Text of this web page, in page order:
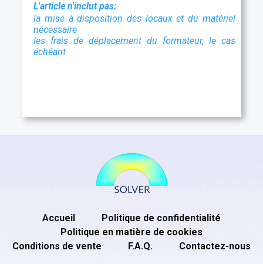
L'article n'inclut pas:
la mise à disposition des locaux et du matériel
nécessaire
les frais de déplacement du formateur, le cas
échéant
Accueil
Politique de confidentialité
Politique en matière de cookies
Conditions de vente
F.A.Q. Contactez-nous